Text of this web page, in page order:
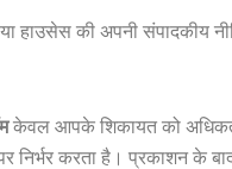
हाउसेस की अपनी संपादकीय
केवल आपके शिकायत को अधिकतम
निर्भर करता है। प्रकाशन के